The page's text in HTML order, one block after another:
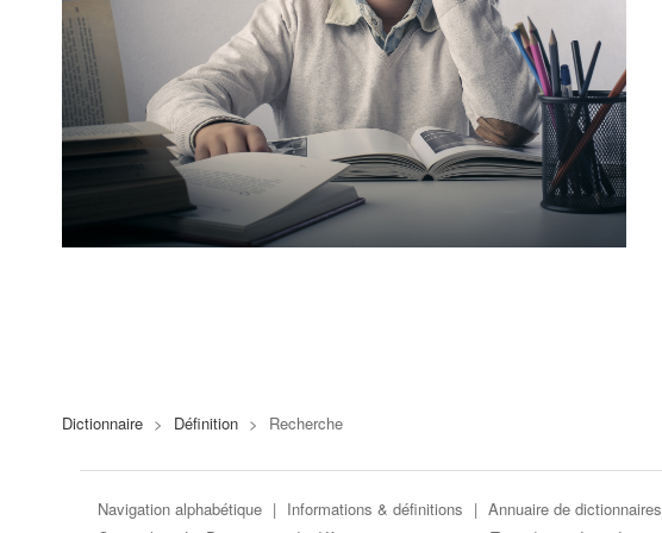
Dictionnaire > Définition > Recherche
Navigation alphabétique | Informations & définitions | Annuaire de dictionnaires